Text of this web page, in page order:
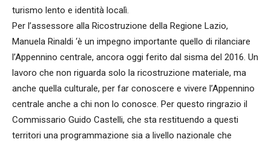
turismo lento e identità localì.
Per l’assessore alla Ricostruzione della Regione Lazio,
Manuela Rinaldi ‘è un impegno importante quello di rilanciare
l’Appennino centrale, ancora oggi ferito dal sisma del 2016. Un
lavoro che non riguarda solo la ricostruzione materiale, ma
anche quella culturale, per far conoscere e vivere l’Appennino
centrale anche a chi non lo conosce. Per questo ringrazio il
Commissario Guido Castelli, che sta restituendo a questi
territori una programmazione sia a livello nazionale che